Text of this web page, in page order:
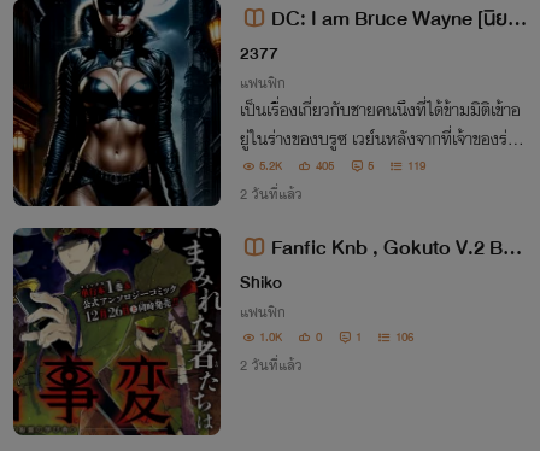
DC: I am Bruce Wayne [นิยา
ยแปล]
2377
แฟนฟิก
เป็นเรื่องเกี่ยวกับชายคนนึงที่ได้ข้ามมิติเข้าอ
ยู่ในร่างของบรูซ เวย์นหลังจากที่เจ้าของร่างเ
ดิมได้ถูกฆ่าตายไปพร้อมกับพ่อแม่ของเขา
5.2K 405 5 119
2 วันที่แล้ว
Fanfic Knb , Gokuto V.2 By
Shiko Akaki
Shiko
แฟนฟิก
1.0K 0 1 106
2 วันที่แล้ว